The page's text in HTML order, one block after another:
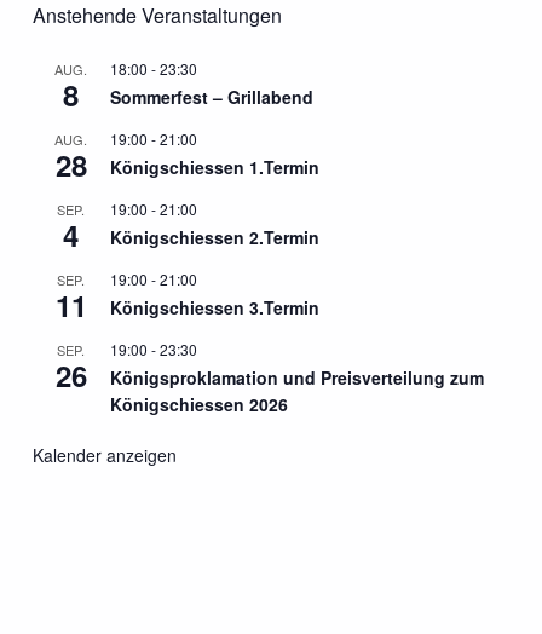
Anstehende Veranstaltungen
AUG.
8
18:00 -23:30
Sommerfest – Grillabend
AUG.
28
19:00 -21:00
Königschiessen 1.Termin
SEP.
4
19:00 -21:00
Königschiessen 2.Termin
SEP.
11
19:00 -21:00
Königschiessen 3.Termin
SEP.
26
19:00 -23:30
Königsproklamation und Preisverteilung zum
Königschiessen 2026
Kalender anzeigen